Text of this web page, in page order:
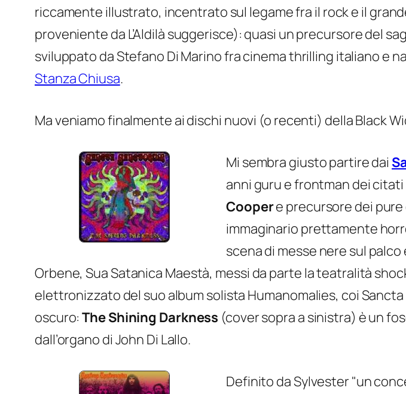
riccamente illustrato, incentrato sul legame fra il rock e il
proveniente da L’Aldilà suggerisce): quasi un precursore del
sviluppato da Stefano Di Marino fra cinemathrilling italiano e
Stanza Chiusa.
Ma veniamo finalmente ai dischi nuovi (o recenti) della Black
Mi sembra giusto partire dai
anni guru e frontman dei
Coopere precursore dei pure
immaginario prettamente
scena di messe nere sul
Orbene,Sua Satanica Maestà, messi da parte la teatralità
elettronizzato del suo album solista Humanomalies, coi
oscuro:The Shining Darkness (cover sopra a sinistra) è un
dall’organo di John Di Lallo.
Definito da Sylvester "un